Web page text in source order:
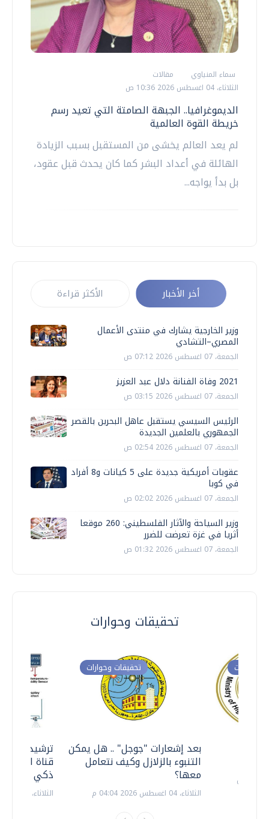
سماء المنياوي
مقالات
الثلاثاء، 04 اغسطس 2026 10:36 ص
الديموغرافيا.. الجبهة الصامتة التي تعيد رسم
خريطة القوة العالمية
لم يعد العالم يخشى من المستقبل بسبب الزيادة
الهائلة في أعداد البشر كما كان يحدث قبل عقود،
بل بدأ يواجه...
أخر الأخبار الأكثر قراءة
وزير الخارجية يشارك في منتدى الأعمال
المصري–التشادي
الجمعة، 07 اغسطس 2026 07:12 ص
2021 وفاة الفنانة دلال عبد العزيز
الجمعة، 07 اغسطس 2026 03:15 ص
الرئيس السيسي يستقبل عاهل البحرين بالقصر
الجمهوري بالعلمين الجديدة
الجمعة، 07 اغسطس 2026 02:54 ص
عقوبات أمريكية جديدة على 5 كيانات و8 أفراد
في كوبا
الجمعة، 07 اغسطس 2026 02:02 ص
وزير السياحة والآثار الفلسطيني: 260 موقعا
أثريا في غزة تعرضت للضرر
الجمعة، 07 اغسطس 2026 01:32 ص
تحقيقات وحوارات
ترشيدا
قناة
ذكي
الثلاثاء، 14 يوليو 2026 06:11 م
تحقيقات وحوارات
بعد إشعارات "جوجل" .. هل يمكن
التنبوء بالزلازل وكيف نتعامل
معها؟
الثلاثاء، 04 اغسطس 2026 04:04 م
وحوارات